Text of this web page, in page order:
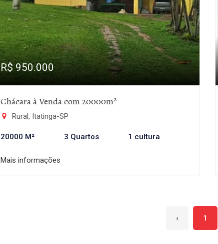
R$ 950.000
Chácara à Venda com 20000m²
Rural, Itatinga-SP
20000 M² 3 Quartos 1 cultura
Mais informações
‹ 1